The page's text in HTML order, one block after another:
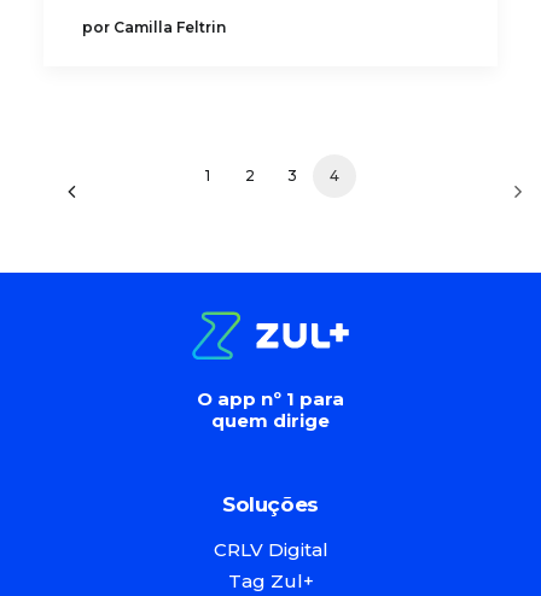
por Camilla Feltrin
1 2 3 4
O app nº 1 para
quem dirige
Soluções
CRLV Digital
Tag Zul+